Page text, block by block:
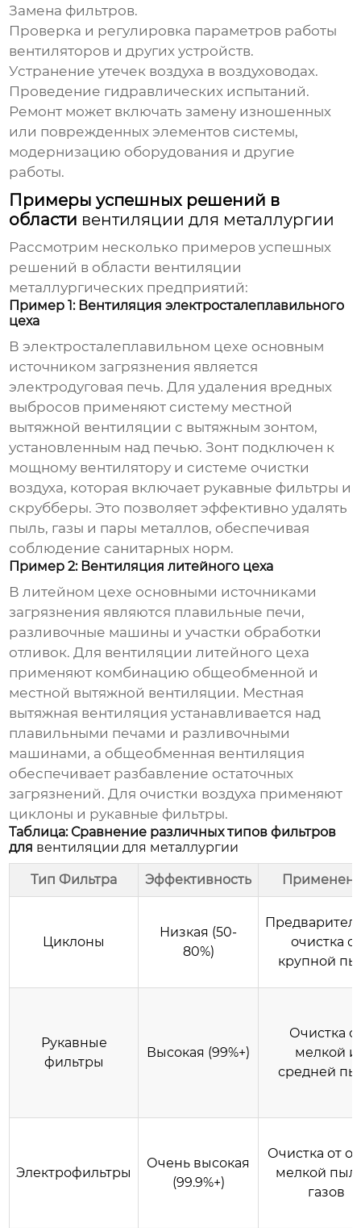
Замена фильтров.
Проверка и регулировка параметров работы
вентиляторов и других устройств.
Устранение утечек воздуха в воздуховодах.
Проведение гидравлических испытаний.
Ремонт может включать замену изношенных
или поврежденных элементов системы,
модернизацию оборудования и другие
работы.
Примеры успешных решений в
области вентиляции для металлургии
Рассмотрим несколько примеров успешных
решений в области вентиляции
металлургических предприятий:
Пример 1: Вентиляция электросталеплавильного
цеха
В электросталеплавильном цехе основным
источником загрязнения является
электродуговая печь. Для удаления вредных
выбросов применяют систему местной
вытяжной вентиляции с вытяжным зонтом,
установленным над печью. Зонт подключен к
мощному вентилятору и системе очистки
воздуха, которая включает рукавные фильтры и
скрубберы. Это позволяет эффективно удалять
пыль, газы и пары металлов, обеспечивая
соблюдение санитарных норм.
Пример 2: Вентиляция литейного цеха
В литейном цехе основными источниками
загрязнения являются плавильные печи,
разливочные машины и участки обработки
отливок. Для вентиляции литейного цеха
применяют комбинацию общеобменной и
местной вытяжной вентиляции. Местная
вытяжная вентиляция устанавливается над
плавильными печами и разливочными
машинами, а общеобменная вентиляция
обеспечивает разбавление остаточных
загрязнений. Для очистки воздуха применяют
циклоны и рукавные фильтры.
Таблица: Сравнение различных типов фильтров
для вентиляции для металлургии
Тип Фильтра Эффективность
Циклоны
Низкая (50-
80%)
очистка
крупной
Рукавные
фильтры
Высокая (99%+)
Очистка
мелкой и
средней
Электрофильтры
Очень высокая
(99.9%+)
Очистка от
мелкой
газов